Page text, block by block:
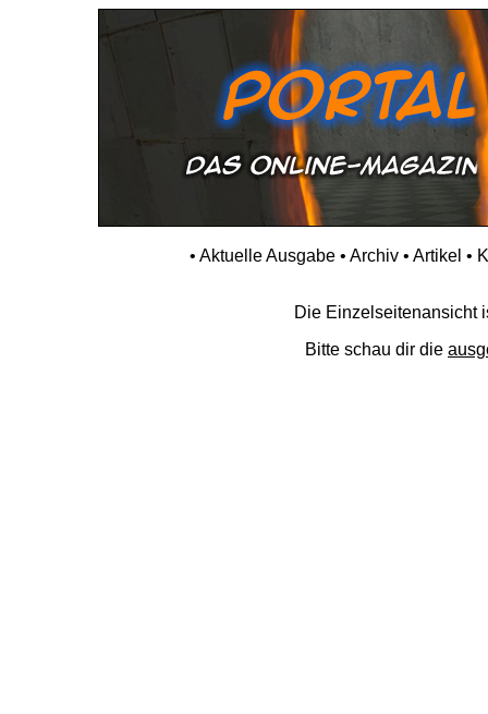
• Aktuelle Ausgabe• Archiv• Artikel •
Die Einzelseitenansicht
Bitte schau dir die